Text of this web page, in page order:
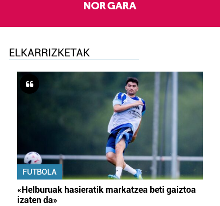
NOR GARA
ELKARRIZKETAK
FUTBOLA
«Helburuak hasieratik markatzea beti gaiztoa
izaten da»